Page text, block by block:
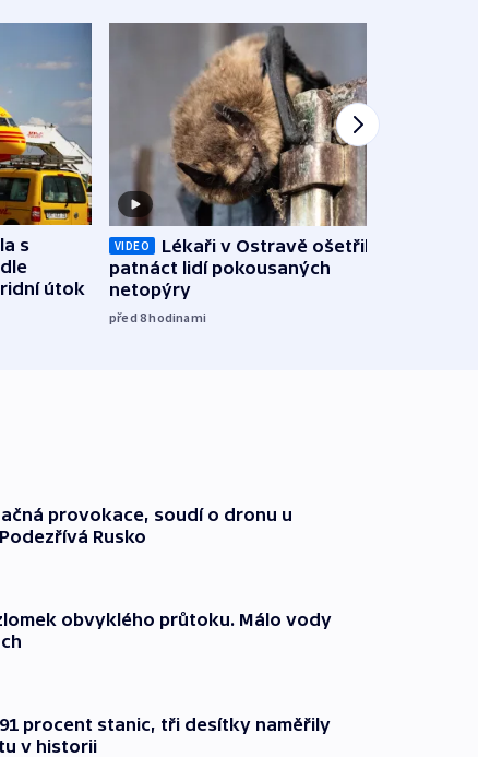
s
útok
VIDEO
Lékaři v Ostravě ošetřili už
patnáct lidí pokousaných
netopýry
před 8hodinami
provokace, soudí o dronu u
Rusko
obvyklého průtoku. Málo vody
procent stanic, tři desítky naměřily
v historii